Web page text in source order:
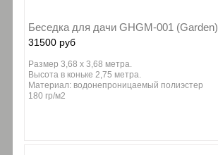
Беседка для дачи GHGM-001 (Garden)
31500 руб
Размер 3,68 х 3,68 метра.
Высота в коньке 2,75 метра.
Материал: водонепроницаемый полиэстер
180 гр/м2